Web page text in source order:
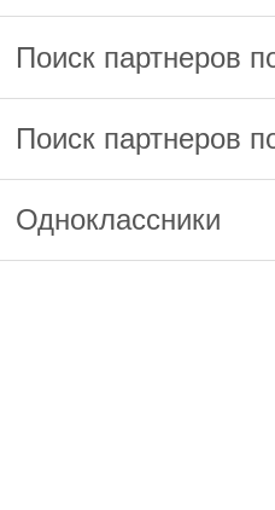
Поиск партнеров
Поиск партнеров
Одноклассники